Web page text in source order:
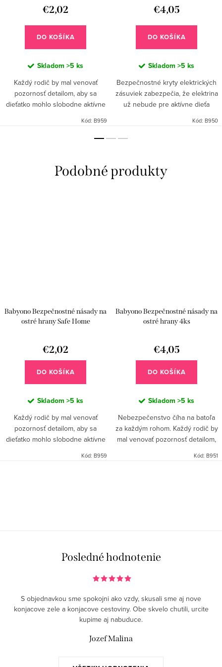
€2,02
DO KOŠÍKA
Skladom >5 ks
Každý rodič by mal venovať
pozornosť detailom, aby sa
dieťatko mohlo slobodne aktívne
spôsobom, ako ochrániť dieťa
Kód: B959
€4,05
DO KOŠÍKA
Skladom >5 ks
Bezpečnostné kryty elektrických
zásuviek zabezpečia, že elektrina
už nebude pre aktívne dieťa
Kód: B950
Babyono Bezpečnostné násady na
ostré hrany Safe Home
€2,02
DO KOŠÍKA
Skladom >5 ks
Každý rodič by mal venovať
pozornosť detailom, aby sa
dieťatko mohlo slobodne aktívne
Jednoduchým a účinným
Kód: B959
Babyono Bezpečnostné násady na
ostré hrany 4ks
€4,05
DO KOŠÍKA
Skladom >5 ks
Nebezpečenstvo číha na batoľa
za každým rohom. Každý rodič by
mal venovať pozornosť detailom,
aktívne hrať a učiť sa chodiť.
Kód: B951
Posledné hodnotenie
S objednavkou sme spokojni ako vzdy, skusali sme aj nove
konjacove zele a konjacove cestoviny. Obe skvelo chutili, urcite
kupime aj nabuduce.
Jozef Malina